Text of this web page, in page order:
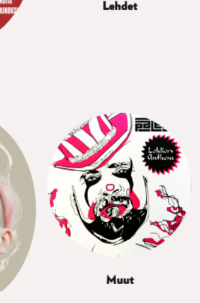
Lehdet
Muut